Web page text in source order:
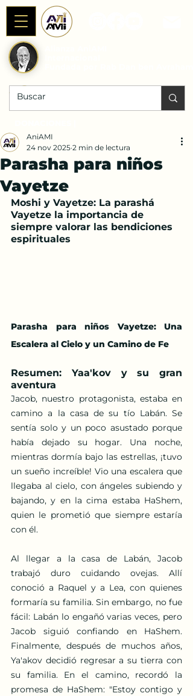
Parasha para niños
Vayetze
AniAMI
24 nov 2025 2 min de lectura
Moshi y Vayetze: La parashá
Vayetze la importancia de
siempre valorar las bendiciones
espirituales
Parasha para niños Vayetze: Una
Escalera al Cielo y un Camino de Fe
Resumen: Yaa'kov y su gran
aventura
Jacob, nuestro protagonista, estaba en
camino a la casa de su tío Labán. Se
sentía solo y un poco asustado porque
había dejado su hogar. Una noche,
mientras dormía bajo las estrellas, ¡tuvo
un sueño increíble! Vio una escalera que
llegaba al cielo, con ángeles subiendo y
bajando, y en la cima estaba HaShem,
quien le prometió que siempre estaría
con él.
Al llegar a la casa de Labán, Jacob
trabajó duro cuidando ovejas. Allí
conoció a Raquel y a Lea, con quienes
formaría su familia. Sin embargo, no fue
fácil: Labán lo engañó varias veces, pero
Jacob siguió confiando en HaShem.
Finalmente, después de muchos años,
Ya'akov decidió regresar a su tierra con
su familia. En el camino, recordó la
promesa de HaShem: "Estoy contigo y